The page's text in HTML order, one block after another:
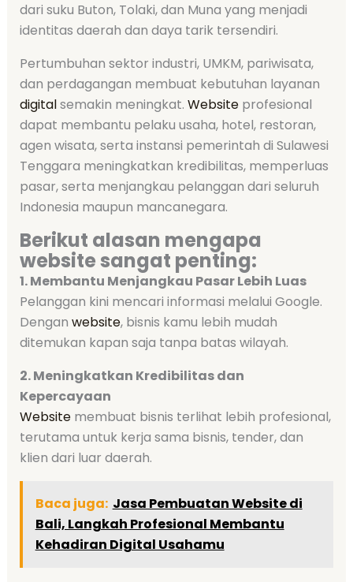
dari suku Buton, Tolaki, dan Muna yang menjadi
identitas daerah dan daya tarik tersendiri.
Pertumbuhan sektor industri, UMKM, pariwisata,
dan perdagangan membuat kebutuhan layanan
digitalsemakin meningkat. Websiteprofesional
dapat membantu pelaku usaha, hotel, restoran,
agen wisata, serta instansi pemerintah di Sulawesi
Tenggara meningkatkan kredibilitas, memperluas
pasar, serta menjangkau pelanggan dari seluruh
Indonesia maupun mancanegara.
Berikut alasan mengapa
website sangat penting:
1. Membantu Menjangkau Pasar Lebih Luas
Pelanggan kini mencari informasi melalui Google.
Dengan website, bisnis kamu lebih mudah
ditemukan kapan saja tanpa batas wilayah.
2. Meningkatkan Kredibilitas dan
Kepercayaan
Websitemembuat bisnis terlihat lebih profesional,
terutama untuk kerja sama bisnis, tender, dan
klien dari luar daerah.
Baca juga: Jasa Pembuatan Website di
Bali, Langkah Profesional Membantu
Kehadiran Digital Usahamu